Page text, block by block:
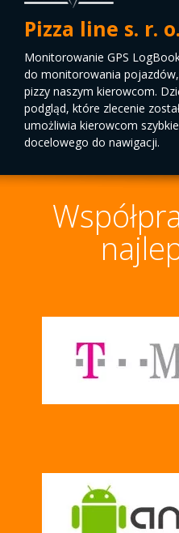
Pizza line s. r. o.
Monitorowanie GPS
do monitorowania
pizzy naszym kierowcom.
podgląd, które zlecenie
umożliwia kierowcom
docelowego do nawigacji.